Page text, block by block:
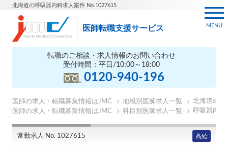
北海道の呼吸器内科求人案件 No.1027615
医師転職支援サービス
転職のご相談・求人情報のお問い合わせ
受付時間：平日/10:00～18:00
0120-940-196
MENU
医師の求人・転職募集情報はJMC 地域別医師求人一覧
北海道の医
医師の求人・転職募集情報はJMC
科目別医師求人一覧 呼吸器内科
常勤求人 No. 1027615 高給